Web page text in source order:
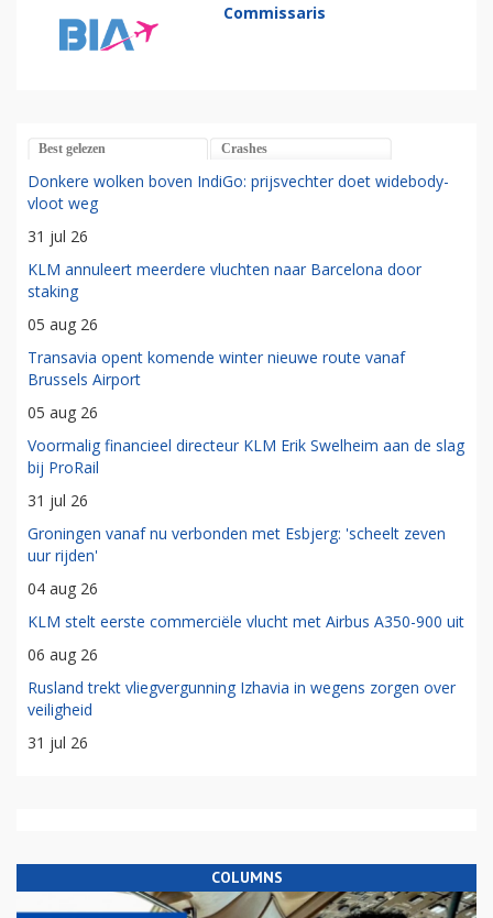
Commissaris
Best gelezen Crashes
Donkere wolken boven IndiGo: prijsvechter doet widebody-
vloot weg
31 jul 26
KLM annuleert meerdere vluchten naar Barcelona door
staking
05 aug 26
Transavia opent komende winter nieuwe route vanaf
Brussels Airport
05 aug 26
Voormalig financieel directeur KLM Erik Swelheim aan de slag
bij ProRail
31 jul 26
Groningen vanaf nu verbonden met Esbjerg: 'scheelt zeven
uur rijden'
04 aug 26
KLM stelt eerste commerciële vlucht met Airbus A350-900 uit
06 aug 26
Rusland trekt vliegvergunning Izhavia in wegens zorgen over
veiligheid
31 jul 26
COLUMNS